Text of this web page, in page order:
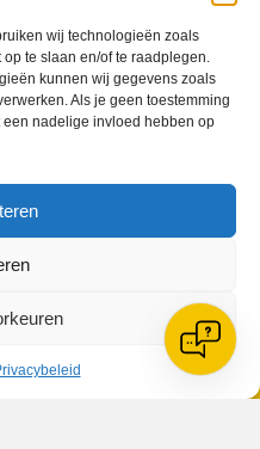
wij technologieën zoals
te slaan en/of te raadplegen.
kunnen wij gegevens zoals
Als je geen toestemming
een nadelige invloed hebben op
2017